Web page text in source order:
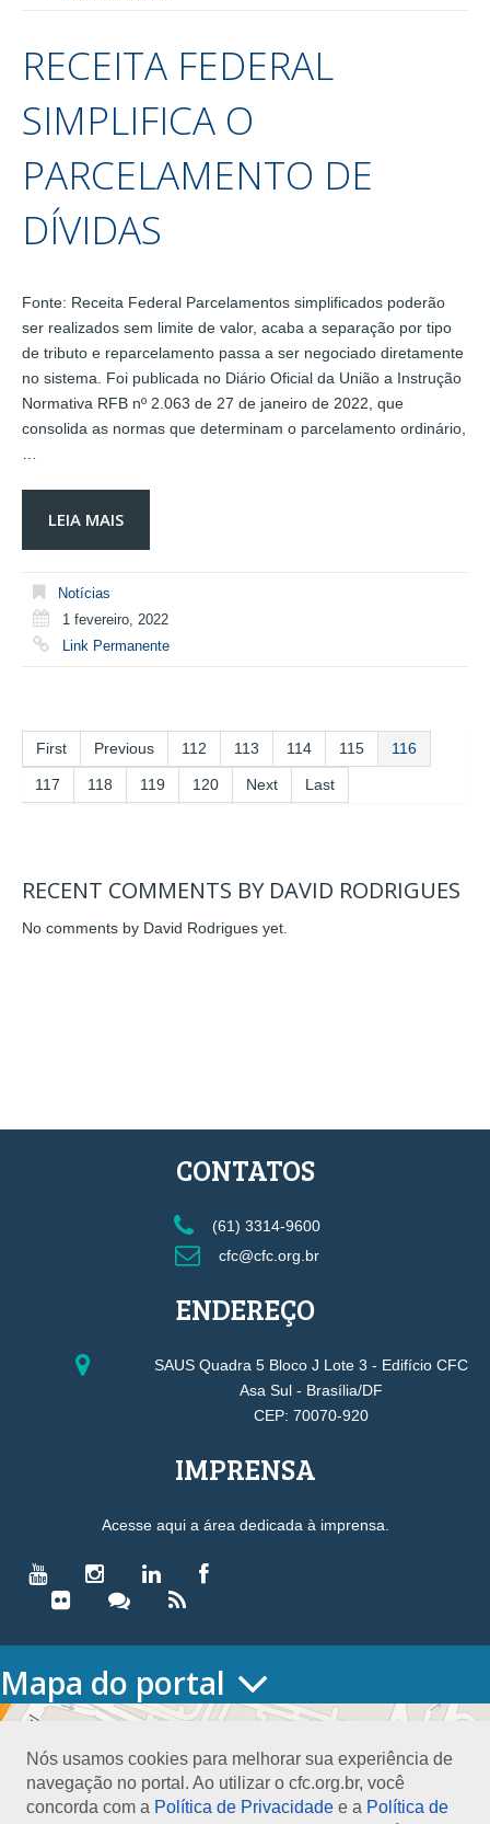
RECEITA FEDERAL
SIMPLIFICA O
PARCELAMENTO DE
DÍVIDAS
Fonte: Receita Federal Parcelamentos simplificados poderão
ser realizados sem limite de valor, acaba a separação por tipo
de tributo e reparcelamento passa a ser negociado diretamente
no sistema. Foi publicada no Diário Oficial da União a Instrução
Normativa RFB nº 2.063 de 27 de janeiro de 2022, que
consolida as normas que determinam o parcelamento ordinário,
LEIA MAIS
Notícias
1 fevereiro, 2022
Link Permanente
First Previous 112 113 114 115 116
117 118 119 120 Next Last
RECENT COMMENTS BY DAVID RODRIGUES
No comments by David Rodrigues yet.
Nós usamos cookies para melhorar sua experiência de
navegação no portal. Ao utilizar o cfc.org.br, você
concorda com a Política de Privacidade e a Política de
CONTATOS
(61) 3314-9600
cfc@cfc.org.br
ENDEREÇO
SAUS Quadra 5 Bloco J Lote 3 - Edifício CFC
Asa Sul - Brasília/DF
CEP: 70070-920
IMPRENSA
Acesse aqui a área dedicada à imprensa.
Mapa do portal
HOME
Conselho Diretor
Nossa Sede
Planejamento